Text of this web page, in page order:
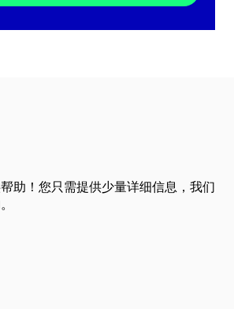
助！您只需提供少量详细信息，我们